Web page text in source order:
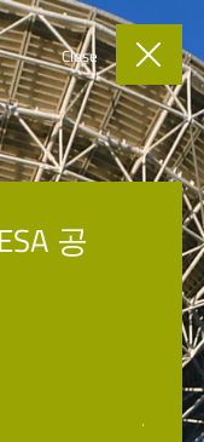
Close
공
Test it.
그룹사
– 세계 어디에서든 귀사의
템과 고성능 시리즈 제품,
팀을 찾으실 수 있습니다.